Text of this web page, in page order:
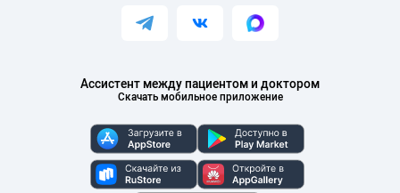
Ассистент между пациентом и доктором
Скачать мобильное приложение